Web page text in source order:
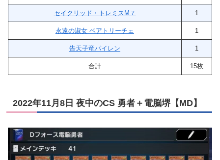
セイクリッド・トレミスM７ 1
永遠の淑女 ベアトリーチェ 1
告天子竜パイレン 1
合計 15枚
2022年11月8日 夜中のCS 勇者＋電脳堺【MD】